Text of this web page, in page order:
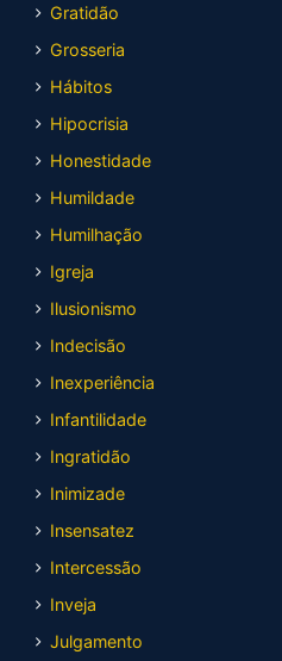
Gratidão
Grosseria
Hábitos
Hipocrisia
Honestidade
Humildade
Humilhação
Igreja
Ilusionismo
Indecisão
Inexperiência
Infantilidade
Ingratidão
Inimizade
Insensatez
Intercessão
Inveja
Julgamento